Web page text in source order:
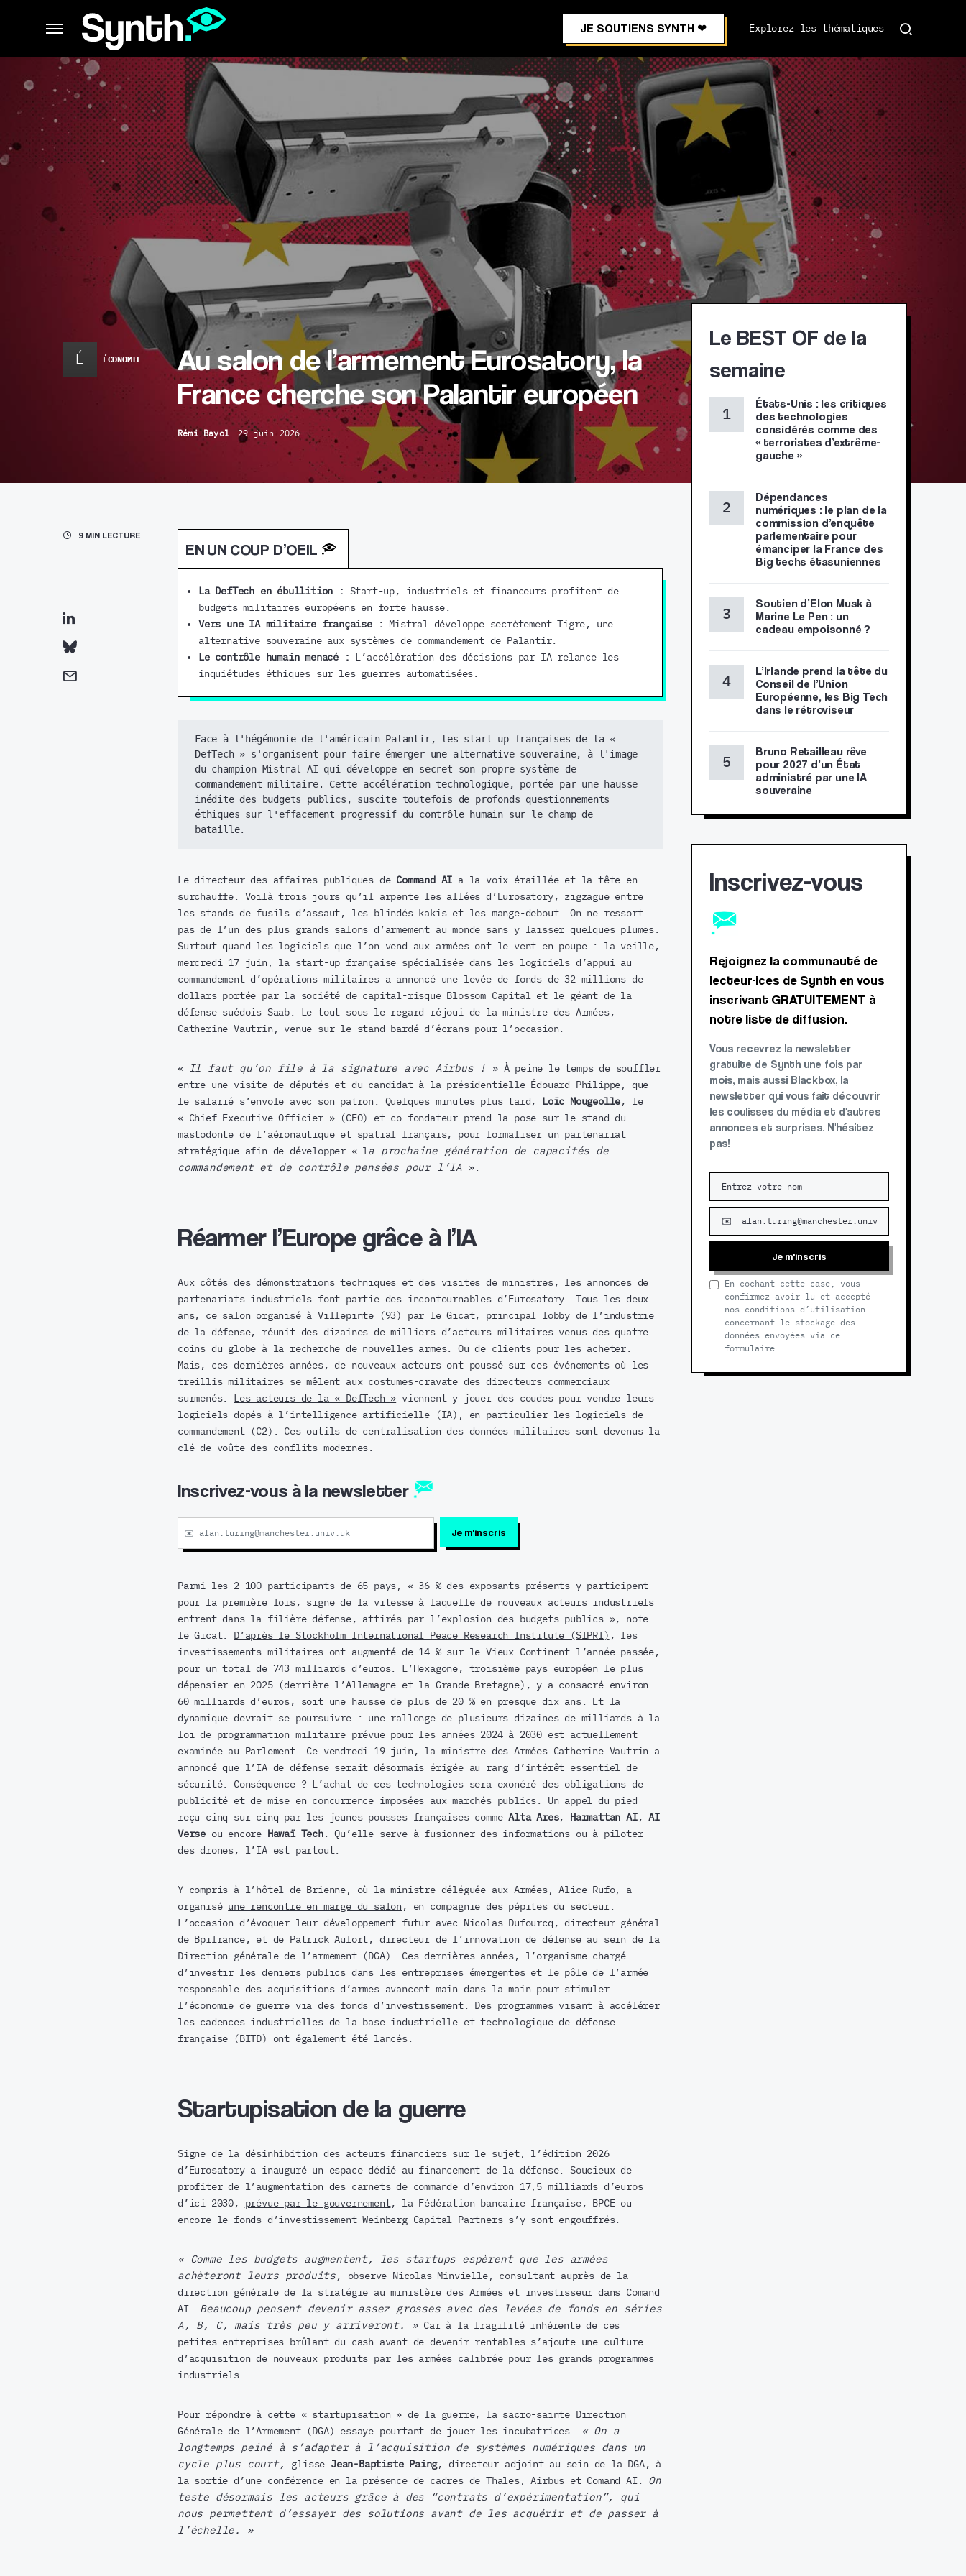
JE SOUTIENS SYNTH ❤︎ Explorez les thématiques
É ÉCONOMIE
Au salon de l’armement Eurosatory, la
France cherche son Palantir européen
Rémi Bayol 29 juin 2026
9 MIN LECTURE
EN UN COUP D’OEIL
La DefTech en ébullition :
Start-up, industriels et financeurs profitent de
budgets militaires européens en forte hausse.
Vers une IA militaire française : Mistral développe secrètement Tigre, une
alternative souveraine aux systèmes de commandement de Palantir.
Le contrôle humain menacé :
L’accélération des décisions par IA relance les
inquiétudes éthiques sur les guerres automatisées.
Face à l'hégémonie de l'américain Palantir, les start-up françaises de la «
DefTech » s'organisent pour faire émerger une alternative souveraine, à l'image
du champion Mistral AI qui développe en secret son propre système de
commandement militaire. Cette accélération technologique, portée par une hausse
inédite des budgets publics, suscite toutefois de profonds questionnements
éthiques sur l'effacement progressif du contrôle humain sur le champ de
bataille.
Le directeur des affaires publiques de Command AI a la voix éraillée et la tête en
surchauffe. Voilà trois jours qu’il arpente les allées d’Eurosatory, zigzague entre
les stands de fusils d’assaut, les blindés kakis et les mange-debout. On ne ressort
pas de l’un des plus grands salons d’armement au monde sans y laisser quelques plumes.
Surtout quand les logiciels que l’on vend aux armées ont le vent en poupe : la veille,
mercredi 17 juin, la start-up française spécialisée dans les logiciels d’appui au
commandement d’opérations militaires a annoncé une levée de fonds de 32 millions de
dollars portée par la société de capital-risque Blossom Capital et le géant de la
défense suédois Saab. Le tout sous le regard réjoui de la ministre des Armées,
Catherine Vautrin, venue sur le stand bardé d’écrans pour l’occasion.
« Il faut qu’on file à la signature avec Airbus ! » À peine le temps de souffler
entre une visite de députés et du candidat à la présidentielle Édouard Philippe, que
le salarié s’envole avec son patron. Quelques minutes plus tard,
Loïc Mougeolle , le
« Chief Executive Officier » (CEO) et co-fondateur prend la pose sur le stand du
mastodonte de l’aéronautique et spatial français, pour formaliser un partenariat
stratégique afin de développer « la prochaine génération de capacités de
commandement et de contrôle pensées pour l’IA ».
Réarmer l’Europe grâce à l’IA
Aux côtés des démonstrations techniques et des visites de ministres, les annonces de
partenariats industriels font partie des incontournables d’Eurosatory. Tous les deux
ans, ce salon organisé à Villepinte (93) par le Gicat, principal lobby de l’industrie
de la défense, réunit des dizaines de milliers d’acteurs militaires venus des quatre
coins du globe à la recherche de nouvelles armes. Ou de clients pour les acheter.
Mais, ces dernières années, de nouveaux acteurs ont poussé sur ces événements où les
treillis militaires se mêlent aux costumes-cravate des directeurs commerciaux
surmenés.
Les acteurs de la « DefTech » viennent y jouer des coudes pour vendre leurs
logiciels dopés à l’intelligence artificielle (IA), en particulier les logiciels de
commandement (C2). Ces outils de centralisation des données militaires sont devenus la
clé de voûte des conflits modernes.
Inscrivez-vous à la newsletter
Parmi les 2 100 participants de 65 pays, « 36 % des exposants présents y participent
pour la première fois, signe de la vitesse à laquelle de nouveaux acteurs industriels
entrent dans la filière défense, attirés par l’explosion des budgets publics », note
le Gicat.
D’après le Stockholm International Peace Research Institute (SIPRI) , les
investissements militaires ont augmenté de 14 % sur le Vieux Continent l’année passée,
pour un total de 743 milliards d’euros. L’Hexagone, troisième pays européen le plus
dépensier en 2025 (derrière l’Allemagne et la Grande-Bretagne), y a consacré environ
60 milliards d’euros, soit une hausse de plus de 20 % en presque dix ans. Et la
dynamique devrait se poursuivre : une rallonge de plusieurs dizaines de milliards à la
loi de programmation militaire prévue pour les années 2024 à 2030 est actuellement
examinée au Parlement. Ce vendredi 19 juin, la ministre des Armées Catherine Vautrin a
annoncé que l’IA de défense serait désormais érigée au rang d’intérêt essentiel de
sécurité. Conséquence ? L’achat de ces technologies sera exonéré des obligations de
publicité et de mise en concurrence imposées aux marchés publics. Un appel du pied
reçu cinq sur cinq par les jeunes pousses françaises commeAlta Ares, Harmattan AI,AI
Verse ou encore Hawaï Tech. Qu’elle serve à fusionner des informations ou à piloter
des drones, l’IA est partout.
Y compris à l’hôtel de Brienne, où la ministre déléguée aux Armées, Alice Rufo, a
organisé une rencontre en marge du salon , en compagnie des pépites du secteur.
L’occasion d’évoquer leur développement futur avec Nicolas Dufourcq, directeur général
de Bpifrance, et de Patrick Aufort, directeur de l’innovation de défense au sein de la
Direction générale de l’armement (DGA). Ces dernières années, l’organisme chargé
d’investir les deniers publics dans les entreprises émergentes et le pôle de l’armée
responsable des acquisitions d’armes avancent main dans la main pour stimuler
l’économie de guerre via des fonds d’investissement. Des programmes visant à accélérer
les cadences industrielles de la base industrielle et technologique de défense
française (BITD) ont également été lancés.
Startupisation de la guerre
Signe de la désinhibition des acteurs financiers sur le sujet, l’édition 2026
d’Eurosatory a inauguré un espace dédié au financement de la défense. Soucieux de
profiter de l’augmentation des carnets de commande d’environ 17,5 milliards d’euros
d’ici 2030, prévue par le gouvernement, la Fédération bancaire française, BPCE ou
encore le fonds d’investissement Weinberg Capital Partners s’y sont engouffrés.
« Comme les budgets augmentent, les startups espèrent que les armées
achèteront leurs produits,
observe Nicolas Minvielle, consultant auprès de la
direction générale de la stratégie au ministère des Armées et investisseur dans Comand
AI. Beaucoup pensent devenir assez grosses avec des levées de fonds en séries
A, B, C, mais très peu y arriveront. »Car à la fragilité inhérente de ces
petites entreprises brûlant du cash avant de devenir rentables s’ajoute une culture
d’acquisition de nouveaux produits par les armées calibrée pour les grands programmes
industriels.
Pour répondre à cette « startupisation » de la guerre, la sacro-sainte Direction
Générale de l’Armement (DGA) essaye pourtant de jouer les incubatrices.
« On a
longtemps peiné à s’adapter à l’acquisition de systèmes numériques dans un
cycle plus court, glisse Jean-Baptiste Paing, directeur adjoint au sein de la DGA, à
la sortie d’une conférence en la présence de cadres de Thales, Airbus et Comand AI. On
teste désormais les acteurs grâce à des “contrats d’expérimentation”, qui
nous permettent d’essayer des solutions avant de les acquérir et de passer à
l’échelle. »
Le BEST OF de la
semaine
États-Unis : les critiques
des technologies
considérés comme des
« terroristes d’extrême-
gauche »
Dépendances
numériques : le plan de la
commission d’enquête
parlementaire pour
émanciper la France des
Big techs étasuniennes
Soutien d’Elon Musk à
Marine Le Pen : un
cadeau empoisonné ?
L’Irlande prend la tête du
Conseil de l’Union
Européenne, les Big Tech
dans le rétroviseur
Bruno Retailleau rêve
pour 2027 d’un État
administré par une IA
souveraine
Inscrivez-vous
Rejoignez la communauté de
lecteur·ices de Synth en vous
inscrivant GRATUITEMENT à
notre liste de diffusion.
Vous recevrez la newsletter
gratuite de Synth une fois par
mois, mais aussi Blackbox, la
newsletter qui vous fait découvrir
les coulisses du média et d'autres
annonces et surprises. N'hésitez
pas!
Je m'inscris
En cochant cette case, vous
confirmez avoir lu et accepté
nos conditions d’utilisation
concernant le stockage des
données envoyées via ce
formulaire.